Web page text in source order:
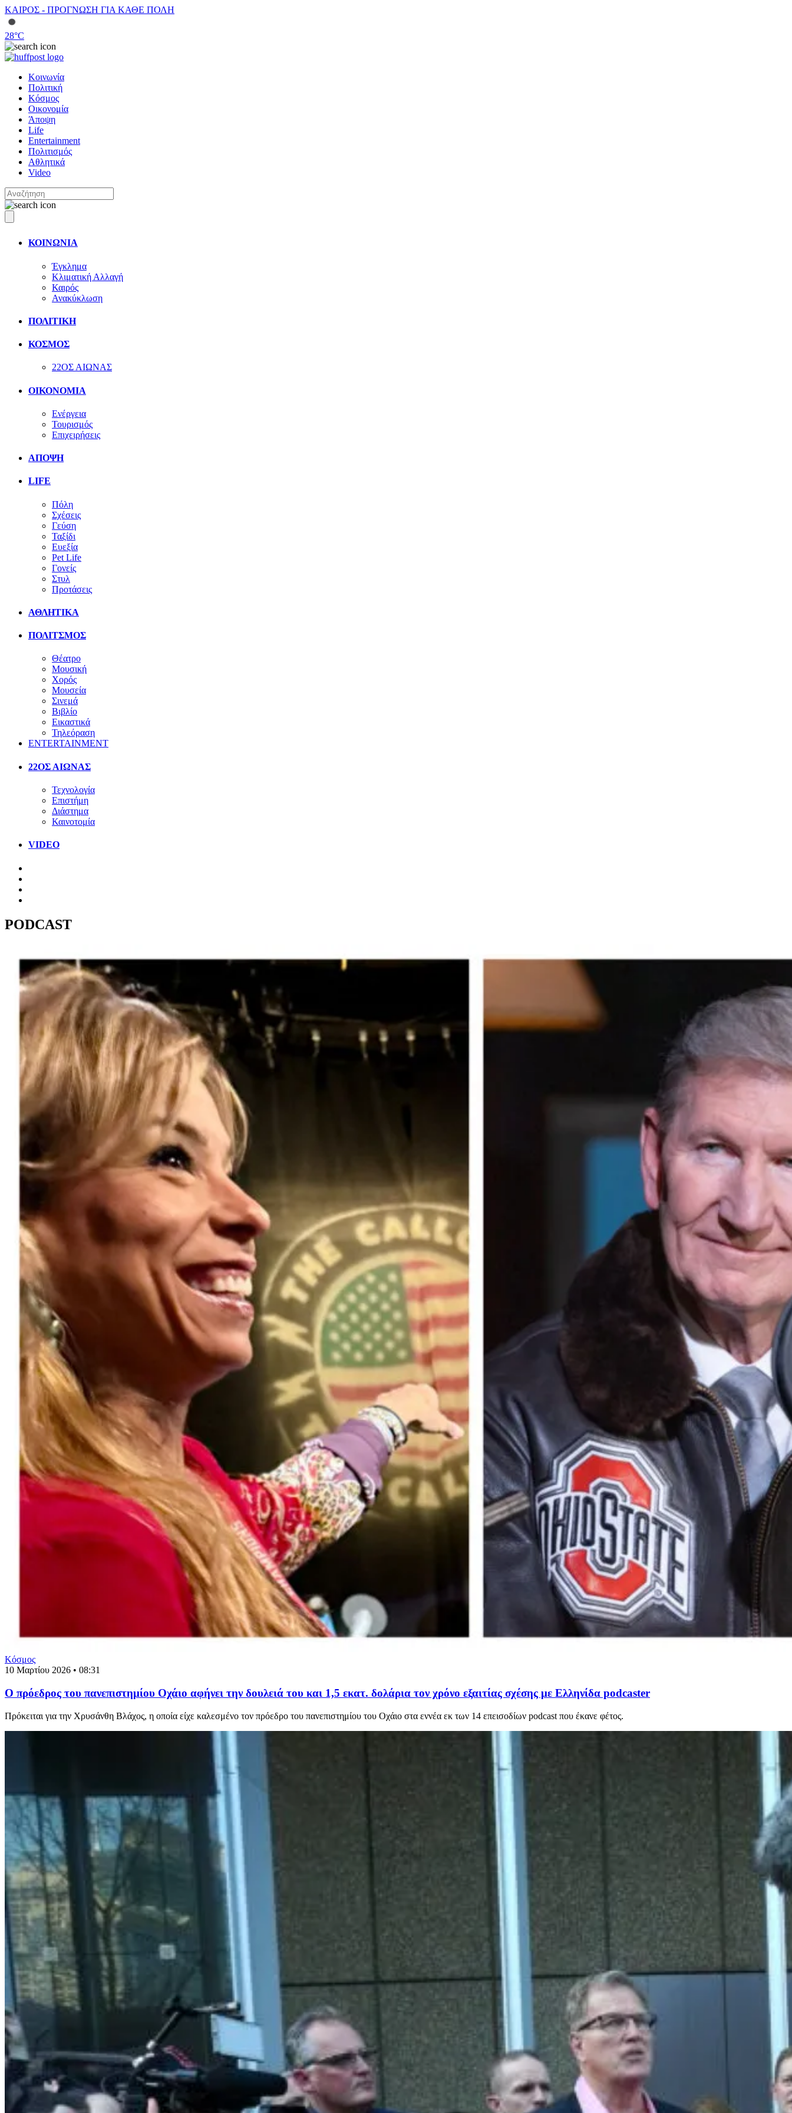
ΚΑΙΡΟΣ - ΠΡΟΓΝΩΣΗ ΓΙΑ ΚΑΘΕ ΠΟΛΗ
28°C
Κοινωνία
Πολιτική
Κόσμος
Οικονομία
Άποψη
Life
Entertainment
Πολιτισμός
Αθλητικά
Video
ΚΟΙΝΩΝΙΑ
Έγκλημα
Κλιματική Αλλαγή
Καιρός
Ανακύκλωση
ΠΟΛΙΤΙΚΗ
ΚΟΣΜΟΣ
22ΟΣ ΑΙΩΝΑΣ
ΟΙΚΟΝΟΜΙΑ
Ενέργεια
Τουρισμός
Επιχειρήσεις
ΑΠΟΨΗ
LIFE
Πόλη
Σχέσεις
Γεύση
Ταξίδι
Ευεξία
Pet Life
Γονείς
Στυλ
Προτάσεις
ΑΘΛΗΤΙΚΑ
ΠΟΛΙΤΣΜΟΣ
Θέατρο
Μουσική
Χορός
Μουσεία
Σινεμά
Βιβλίο
Εικαστικά
Τηλεόραση
ENTERTAINMENT
22ΟΣ ΑΙΩΝΑΣ
Τεχνολογία
Επιστήμη
Διάστημα
Καινοτομία
VIDEO
PODCAST
Κόσμος
10 Μαρτίου 2026 • 08:31
Ο πρόεδρος του πανεπιστημίου Οχάιο αφήνει την δουλειά του και 1,5 εκατ. δολάρια τον χρόνο εξαιτίας σχέσης με Ελληνίδα podcaster
Πρόκειται για την Χρυσάνθη Βλάχος, η οποία είχε καλεσμένο τον πρόεδρο του πανεπιστημίου του Οχάιο στα εννέα εκ των 14 επεισοδίων podcast που έκανε φέτος.